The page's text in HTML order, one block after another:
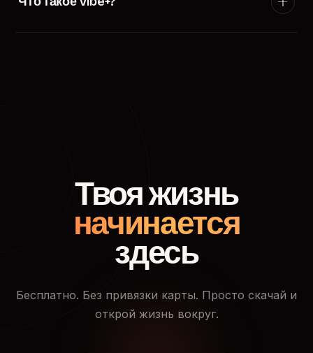
Твоя жизнь
начинается
здесь
Бесплатно. Без привязки карты. Просто скачай и
открой жизнь вокруг.